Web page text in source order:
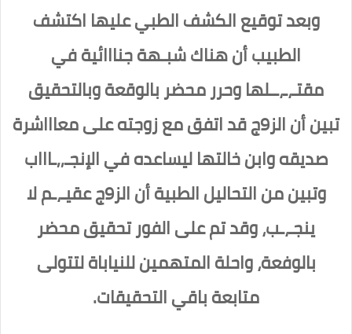
وبعد توقيع الكشف الطبي عليها اكتشف
الطبيب أن هناك شبـهة جنااائية في
مقتـ،ـ،ــلها وحرر محضر بالوقعة وبالتحقيق
تبين أن الز9ج قد اتفق مع زوجته على معاااشرة
صديقه وابن خالتها ليساعده في الإنجـ,,ـاااب
وتبين من التحاليل الطبية أن الز9ج عقيـ،ـم لا
ينجـ،ـب، وقد تم على الفور تحقيق محضر
بالوفعة، واحلة المتهمين للنياباة لتتولى
متابعة باقي التحقيقات.